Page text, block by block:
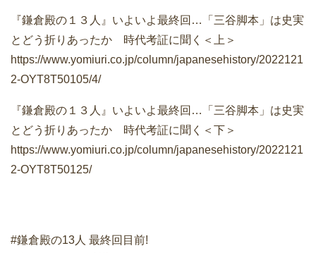
『鎌倉殿の１３人』いよいよ最終回…「三谷脚本」は史実
とどう折りあったか 時代考証に聞く＜上＞
https://www.yomiuri.co.jp/column/japanesehistory/2022121
2-OYT8T50105/4/
『鎌倉殿の１３人』いよいよ最終回…「三谷脚本」は史実
とどう折りあったか 時代考証に聞く＜下＞
https://www.yomiuri.co.jp/column/japanesehistory/2022121
2-OYT8T50125/
#鎌倉殿の13人 最終回目前!